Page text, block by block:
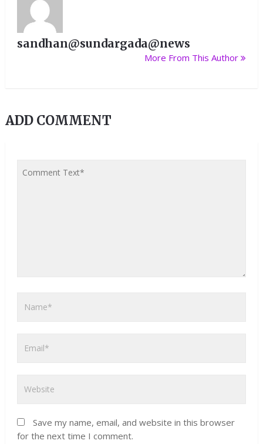
sandhan@sundargada@news
More From This Author
ADD COMMENT
Save my name, email, and website in this browser
for the next time I comment.